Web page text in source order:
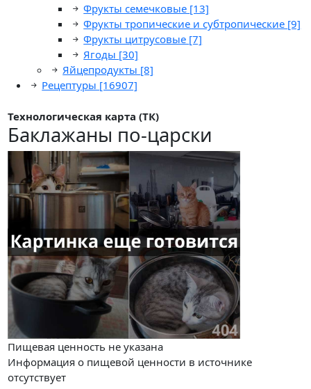
Фрукты семечковые [13]
Фрукты тропические и субтропические [9]
Фрукты цитрусовые [7]
Ягоды [30]
Яйцепродукты [8]
Рецептуры [16907]
Технологическая карта (ТК)
Баклажаны по-царски
Пищевая ценность не указана
Информация о пищевой ценности в источнике
отсутствует